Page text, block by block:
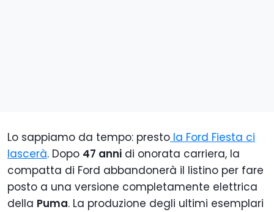
Lo sappiamo da tempo: presto la Ford Fiesta ci
lascerà. Dopo 47 anni di onorata carriera, la
compatta di Ford abbandonerà il listino per fare
posto a una versione completamente elettrica
della Puma. La produzione degli ultimi esemplari